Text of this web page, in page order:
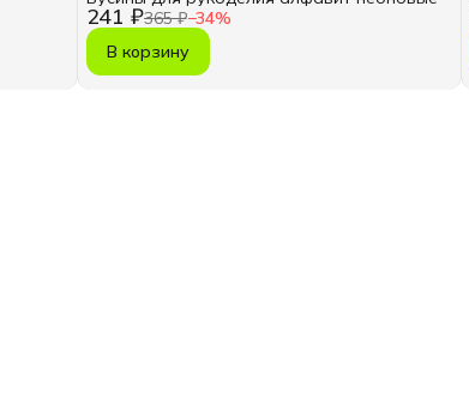
241 ₽365 ₽−34%
В корзину